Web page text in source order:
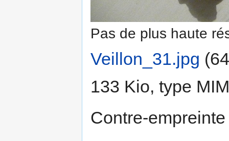
Pas de plus haute
Veillon_31.jpg
133 Kio, type
Contre-